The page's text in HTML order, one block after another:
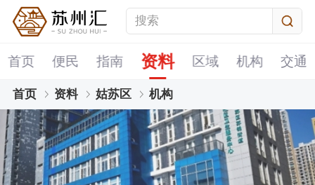
首页 便民 指南 资料 区域 机构 交通
首页 资料 姑苏区 机构